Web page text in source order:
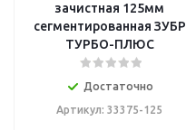
зачистная 125мм
сегментированная ЗУБР
ТУРБО-ПЛЮС
Достаточно
Артикул: 33375-125